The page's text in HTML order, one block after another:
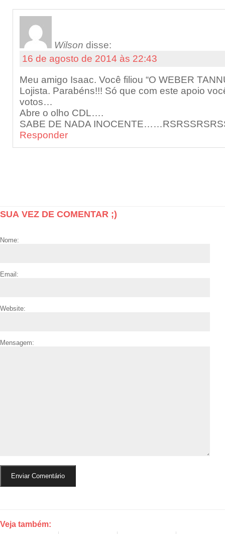
Wilson disse:
16 de agosto de 2014 às 22:43
Meu amigo Isaac. Você filiou “O WEBER
Lojista. Parabéns!!! Só que com este apoio
votos…
Abre o olho CDL….
SABE DE NADA
Responder
SUA VEZ DE COMENTAR ;)
Nome:
Email:
Website:
Mensagem:
Veja também: